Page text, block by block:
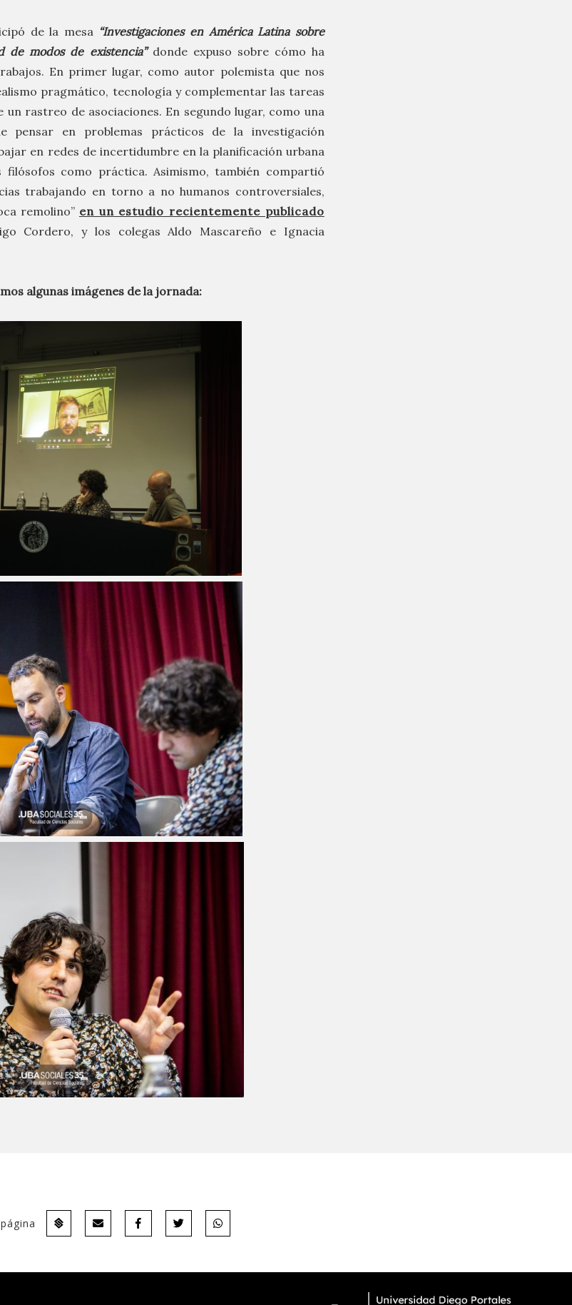
de la mesa “Investigaciones en América Latina sobre
de modos de existencia”donde expuso sobre cómo ha
En primer lugar, como autor polemista que nos
pragmático, tecnología y complementar las tareas
un rastreo de asociaciones. En segundo lugar, como una
pensar en problemas prácticos de la investigación
en redes de incertidumbre en la planificación urbana
como práctica. Asimismo, también compartió
trabajando en torno a no humanos controversiales,
remolino” en un estudio recientemente publicado
Cordero, y los colegas Aldo Mascareño e Ignacia
algunas imágenes de la jornada: